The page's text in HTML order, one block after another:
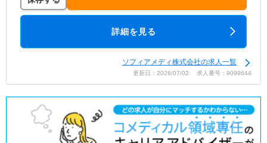
詳細を見る
ソフィアメディ株式会社の求人一覧
更新日：2026/07/02 求人番号：9099644